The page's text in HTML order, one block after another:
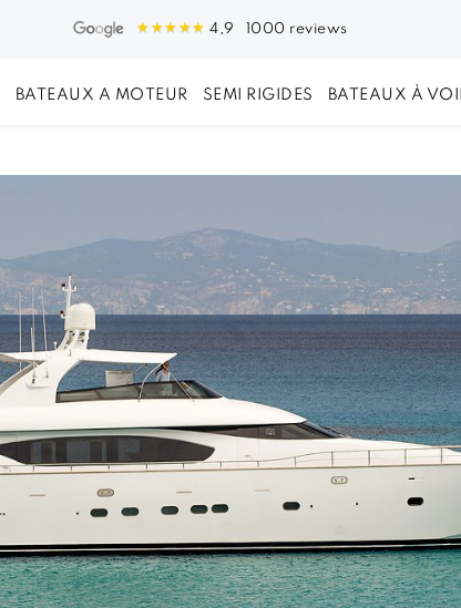
4,9 1000 reviews
BATEAUX A MOTEUR SEMI RIGIDES BATEAUX À